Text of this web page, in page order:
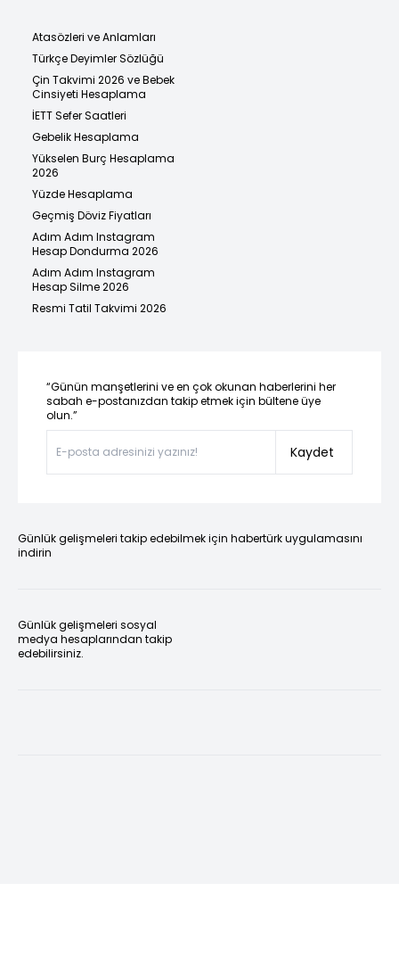
Atasözleri ve Anlamları
Türkçe Deyimler Sözlüğü
Çin Takvimi 2026 ve Bebek
Cinsiyeti Hesaplama
İETT Sefer Saatleri
Gebelik Hesaplama
Yükselen Burç Hesaplama
2026
Yüzde Hesaplama
Geçmiş Döviz Fiyatları
Adım Adım Instagram
Hesap Dondurma 2026
Adım Adım Instagram
Hesap Silme 2026
Resmi Tatil Takvimi 2026
“Günün manşetlerini ve en çok okunan haberlerini her
sabah e-postanızdan takip etmek için bültene üye
olun.”
Kaydet
Günlük gelişmeleri takip edebilmek için habertürk uygulamasını
indirin
Günlük gelişmeleri sosyal
medya hesaplarından takip
edebilirsiniz.